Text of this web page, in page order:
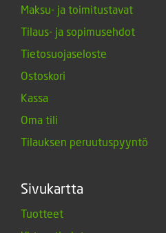
Maksu- ja toimitustavat
Tilaus- ja sopimusehdot
Tietosuojaseloste
Ostoskori
Kassa
Oma tili
Tilauksen peruutuspyyntö
Sivukartta
Tuotteet